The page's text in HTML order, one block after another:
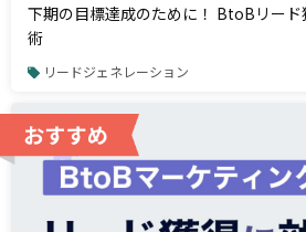
下期の目標達成のために！ BtoBリー
術
リードジェネレーション